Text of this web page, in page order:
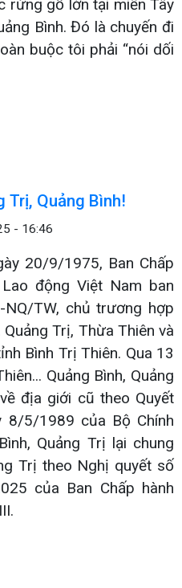
rừng gỗ lớn tại miền Tây
Bình. Đó là chuyến đi
buộc tôi phải “nói dối
Trị, Quảng Bình!
- 16:46
20/9/1975, Ban Chấp
động Việt Nam ban
TW, chủ trương hợp
Trị, Thừa Thiên và
Bình Trị Thiên. Qua 13
Quảng Bình, Quảng
địa giới cũ theo Quyết
8/5/1989 của Bộ Chính
Quảng Trị lại chung
Trị theo Nghị quyết số
của Ban Chấp hành